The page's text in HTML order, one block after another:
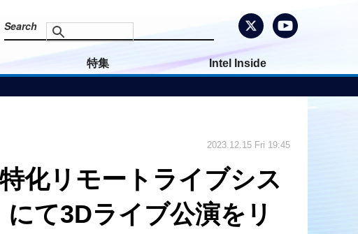
特集 Intel Inside
化リモートライブシス
て3Dライブ公演をリ
2023.12.15 Fri 19:45